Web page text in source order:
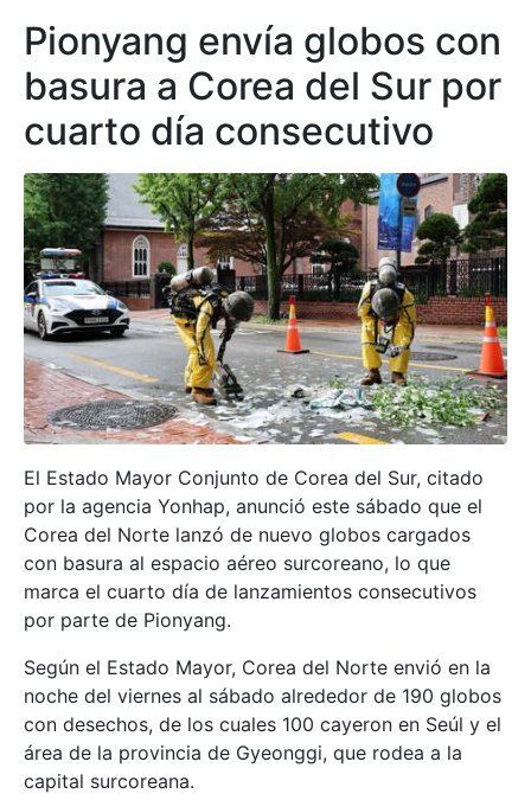
Pionyang envía globos con
basura a Corea del Sur por
cuarto día consecutivo
El Estado Mayor Conjunto de Corea del Sur, citado
por la agencia Yonhap, anunció este sábado que el
Corea del Norte lanzó de nuevo globos cargados
con basura al espacio aéreo surcoreano, lo que
marca el cuarto día de lanzamientos consecutivos
por parte de Pionyang.
Según el Estado Mayor, Corea del Norte envió en la
noche del viernes al sábado alrededor de 190 globos
con desechos, de los cuales 100 cayeron en Seúl y el
área de la provincia de Gyeonggi, que rodea a la
capital surcoreana.